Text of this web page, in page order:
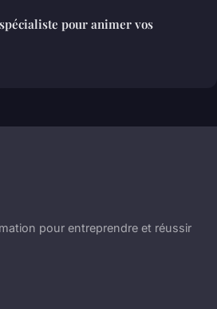
pour animer vos
pour entreprendre et réussir